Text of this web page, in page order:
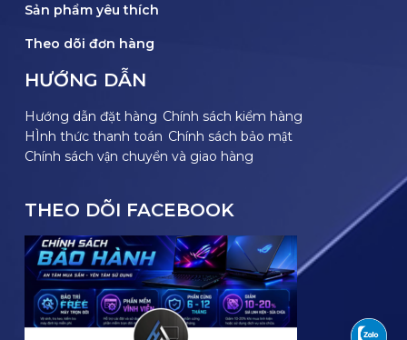
Sản phẩm yêu thích
Theo dõi đơn hàng
HƯỚNG DẪN
Hướng dẫn đặt hàng Chính sách kiểm hàng
HÌnh thức thanh toán Chính sách bảo mật
Chính sách vận chuyển và giao hàng
THEO DÕI FACEBOOK